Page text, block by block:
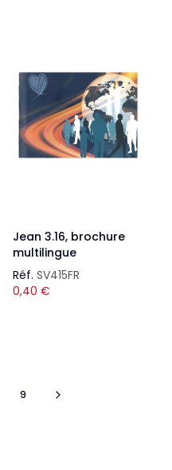
Jean 3.16, brochure
multilingue
Réf. SV415FR
0,40 €
More pages
9